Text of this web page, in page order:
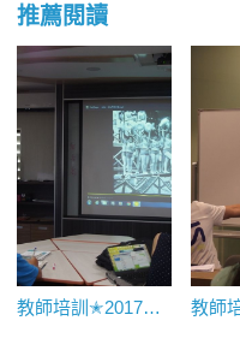
推薦閱讀
教師培訓✭2017中等學校教師共學社群——電影語言